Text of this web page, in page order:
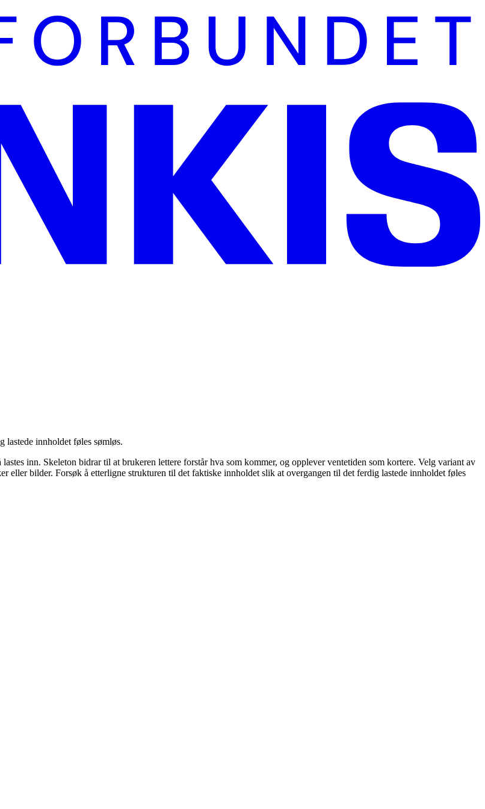
lastede innholdet føles sømløs.
inn. Skeleton bidrar til at brukeren lettere forstår hva som kommer, og opplever ventetiden som kortere. Velg variant av
eller bilder. Forsøk å etterligne strukturen til det faktiske innholdet slik at overgangen til det ferdig lastede innholdet føles